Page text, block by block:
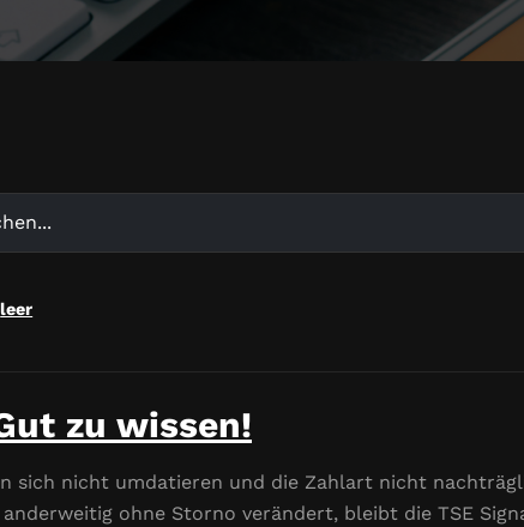
leer
zu wissen!
sich nicht umdatieren und die Zahlart nicht
ohne Storno verändert, bleibt die TSE